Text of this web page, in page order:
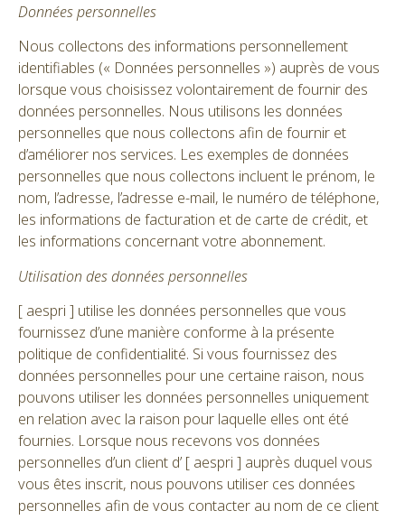
Données personnelles
Nous collectons des informations personnellement
identifiables (« Données personnelles ») auprès de vous
lorsque vous choisissez volontairement de fournir des
données personnelles. Nous utilisons les données
personnelles que nous collectons afin de fournir et
d’améliorer nos services. Les exemples de données
personnelles que nous collectons incluent le prénom, le
nom, l’adresse, l’adresse e-mail, le numéro de téléphone,
les informations de facturation et de carte de crédit, et
les informations concernant votre abonnement.
Utilisation des données personnelles
[ aespri ] utilise les données personnelles que vous
fournissez d’une manière conforme à la présente
politique de confidentialité. Si vous fournissez des
données personnelles pour une certaine raison, nous
pouvons utiliser les données personnelles uniquement
en relation avec la raison pour laquelle elles ont été
fournies. Lorsque nous recevons vos données
personnelles d’un client d’ [ aespri ] auprès duquel vous
vous êtes inscrit, nous pouvons utiliser ces données
personnelles afin de vous contacter au nom de ce client